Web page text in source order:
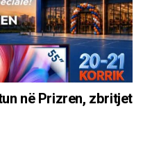
në Prizren, zbritjet